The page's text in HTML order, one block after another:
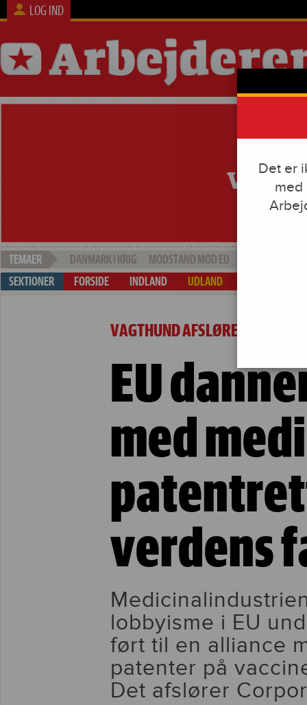
LOG IND
DANMARK I KRIG MODSTAND MOD EU
FORSIDE
INDLAND UDLAND
VAGTHUND AFSLØRER:
EU
med
verdens
lobbyisme i EU
ført til en alliance
patenter på
Det afslører
Det er